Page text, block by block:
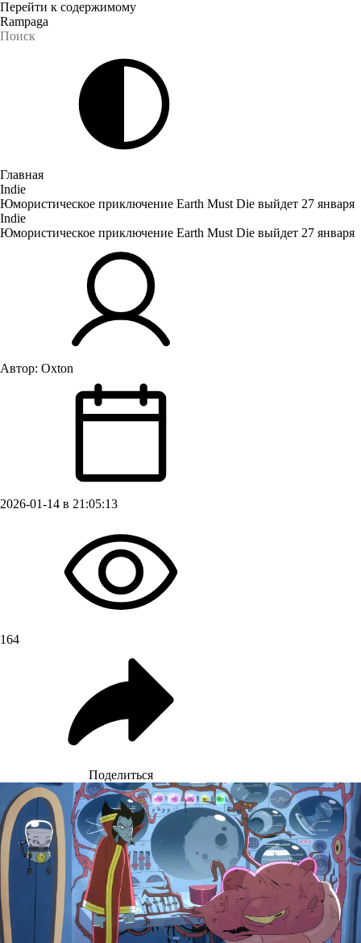
Перейти к содержимому
Rampaga
Главная
Indie
Юмористическое приключение Earth Must Die выйдет 27 января
Indie
Юмористическое приключение Earth Must Die выйдет 27 января
Автор: Oxton
2026-01-14 в 21:05:13
164
Поделиться